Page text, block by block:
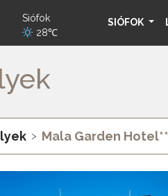
Siófok
28℃
SIÓFOK
Mala Garden